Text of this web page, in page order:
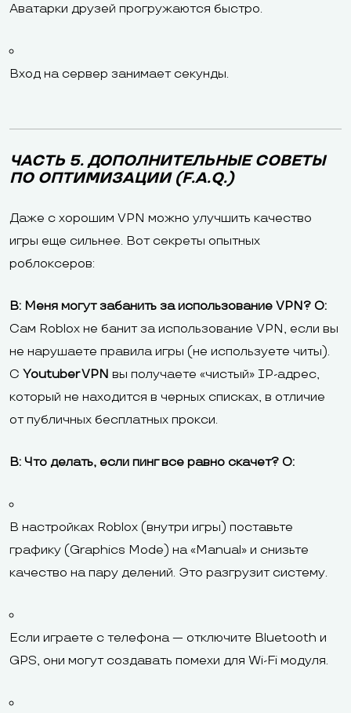
Аватарки друзей прогружаются быстро.
Вход на сервер занимает секунды.
ЧАСТЬ 5. ДОПОЛНИТЕЛЬНЫЕ СОВЕТЫ
ПО ОПТИМИЗАЦИИ (F.A.Q.)
Даже с хорошим VPN можно улучшить качество
игры еще сильнее. Вот секреты опытных
роблоксеров:
В: Меня могут забанить за использование VPN? О:
Сам Roblox не банит за использование VPN, если вы
не нарушаете правила игры (не используете читы).
С Youtuber VPN вы получаете «чистый» IP-адрес,
который не находится в черных списках, в отличие
от публичных бесплатных прокси.
В: Что делать, если пинг все равно скачет? О:
В настройках Roblox (внутри игры) поставьте
графику (Graphics Mode) на «Manual» и снизьте
качество на пару делений. Это разгрузит систему.
Если играете с телефона — отключите Bluetooth и
GPS, они могут создавать помехи для Wi-Fi модуля.